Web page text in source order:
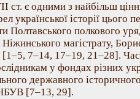
ст. є одними з найбільш
української історії цього
Полтавського полкового
Ніжинського магістрату,
7–14, 17–19, 21–28].
у фондах різних
державного
НБУВ [7–13, 29].